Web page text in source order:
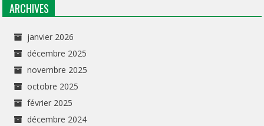
ARCHIVES
janvier 2026
décembre 2025
novembre 2025
octobre 2025
février 2025
décembre 2024